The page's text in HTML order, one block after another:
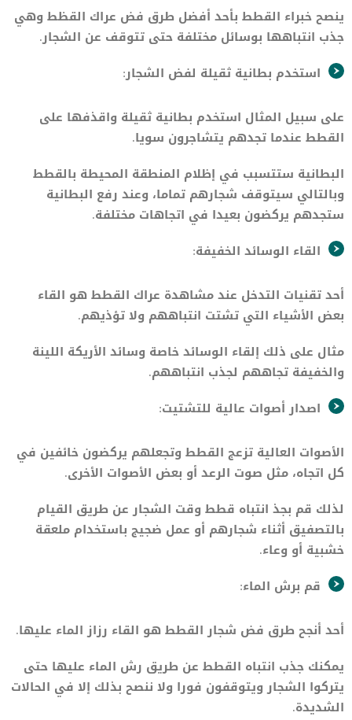
ينصح خبراء القطط بأحد أفضل طرق فض عراك القظط وهي
جذب انتباهها بوسائل مختلفة حتى تتوقف عن الشجار.
استخدم بطانية ثقيلة لفض الشجار:
على سبيل المثال استخدم بطانية ثقيلة واقذفها على
القطط عندما تجدهم يتشاجرون سويا.
البطانية ستتسبب في إظلام المنطقة المحيطة بالقطط
وبالتالي سيتوقف شجارهم تماما، وعند رفع البطانية
ستجدهم يركضون بعيدا في اتجاهات مختلفة.
القاء الوسائد الخفيفة:
أحد تقنيات التدخل عند مشاهدة عراك القطط هو القاء
بعض الأشياء التي تشتت انتباههم ولا تؤذيهم.
مثال على ذلك إلقاء الوسائد خاصة وسائد الأريكة اللينة
والخفيفة تجاههم لجذب انتباههم.
اصدار أصوات عالية للتشتيت:
الأصوات العالية تزعج القطط وتجعلهم يركضون خائفين في
كل اتجاه، مثل صوت الرعد أو بعض الأصوات الأخرى.
لذلك قم بجذ انتباه قطط وقت الشجار عن طريق القيام
بالتصفيق أثناء شجارهم أو عمل ضجيج باستخدام ملعقة
خشبية أو وعاء.
قم برش الماء:
أحد أنجح طرق فض شجار القطط هو القاء رزاز الماء عليها.
يمكنك جذب انتباه القطط عن طريق رش الماء عليها حتى
يتركوا الشجار ويتوقفون فورا ولا ننصح بذلك إلا في الحالات
الشديدة.